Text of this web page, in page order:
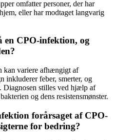
omfatter personer, der har
eller har modtaget langvarig
en CPO-infektion, og
kan variere afhængigt af
inkluderer feber, smerter, og
Diagnosen stilles ved hjælp af
og dens resistensmønster.
forårsaget af CPO-
for bedring?